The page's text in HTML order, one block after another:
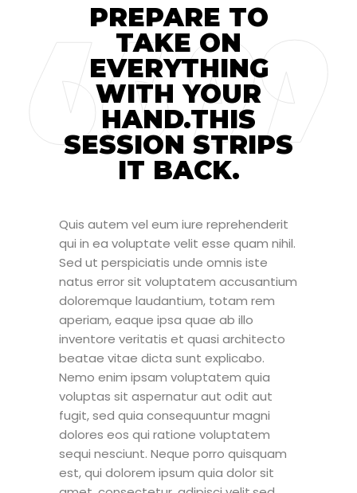
PREPARE TO
TAKE ON
EVERYTHING
WITH YOUR
HAND.THIS
SESSION STRIPS
IT BACK.
Quis autem vel eum iure reprehenderit
qui in ea voluptate velit esse quam nihil.
Sed ut perspiciatis unde omnis iste
natus error sit voluptatem accusantium
doloremque laudantium, totam rem
aperiam, eaque ipsa quae ab illo
inventore veritatis et quasi architecto
beatae vitae dicta sunt explicabo.
Nemo enim ipsam voluptatem quia
voluptas sit aspernatur aut odit aut
fugit, sed quia consequuntur magni
dolores eos qui ratione voluptatem
sequi nesciunt. Neque porro quisquam
est, qui dolorem ipsum quia dolor sit